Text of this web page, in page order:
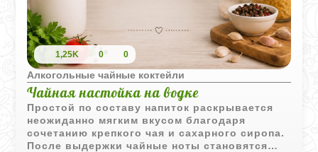
1,25K 0 0
Алкогольные чайные коктейли
Чайная настойка на водке
Простой по составу напиток раскрывается
неожиданно мягким вкусом благодаря
сочетанию крепкого чая и сахарного сиропа.
После выдержки чайные ноты становятся